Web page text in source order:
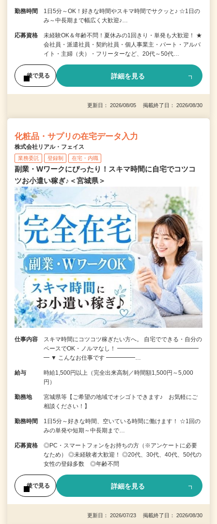
勤務時間
1日5分～OK！好きな時間やスキマ時間でサクッと♪ ☆1日の
み～中長期まで幅広く大歓迎♪…
応募資格
未経験OK＆年齢不問！夏休みの1回きり・単発も大歓迎！ ★
会社員・派遣社員・契約社員・個人事業主・パート・アルバ
イト・主婦（夫）・フリーターなど、20代～50代…
後で見る 詳細を見る
更新日： 2026/08/05 掲載終了日： 2026/08/30
化粧品・サプリの在宅データ入力
株式会社リアル・フェイス
業務委託 登録制 在宅・内職
副業・Wワークにぴったり！スキマ時間に自宅でコツコ
ツお小遣い稼ぎ♪＜宮城県＞
仕事内容
スキマ時間にコツコツ稼ぎたい方へ。 自宅でできる・自分の
ペースでOK・ノルマなし！ ━━━━━━━━━━━━━━
━ ▼ こんなお仕事です ━━━━━…
給与
時給1,500円以上（完全出来高制／時間額1,500円～5,000
円）
勤務地
宮城県等【ご希望の地域でオシゴトできます♪ お気軽にご
相談ください！】
勤務時間
1日5分～好きな時間、空いている時間に働けます！ ☆1回の
みの単発や短期～中長期まで…
応募資格
◎PC・スマートフォンをお持ちの方（※アンケートに必要
なため） ◎未経験者大歓迎！ ◎20代、30代、40代、50代の
女性の登録多数 ◎年齢不問
後で見る 詳細を見る
更新日： 2026/07/23 掲載終了日： 2026/08/30